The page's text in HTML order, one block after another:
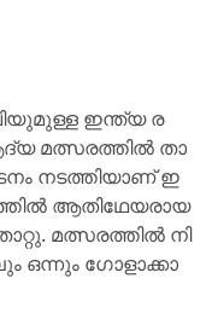
ഇ​ന്ത്യ ര​
മ​ത്സ​ര​ത്തി​ല്‍ താ​
ന​ട​ത്തി​യാ​ണ് ഇ​
ആ​തി​ഥേ​യ​രാ​യ
മ​ത്സ​ര​ത്തി​ല്‍ നി​
ഒ​ന്നും ഗോ​ളാ​ക്കാ​